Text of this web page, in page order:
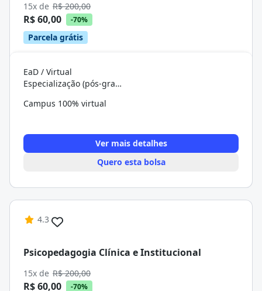
15x de R$ 200,00
R$ 60,00 -70%
Parcela grátis
EaD / Virtual
Especialização (pós-graduação)
Campus 100% virtual
Ver mais detalhes
Quero esta bolsa
4.3
Psicopedagogia Clínica e Institucional
15x de R$ 200,00
R$ 60,00 -70%